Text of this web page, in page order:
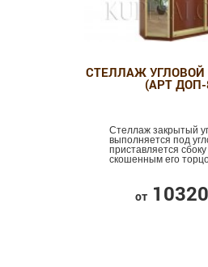
СТЕЛЛАЖ
(АРТ
Стеллаж закрытый
выполняется под
приставляется
скошенным его
от 10320